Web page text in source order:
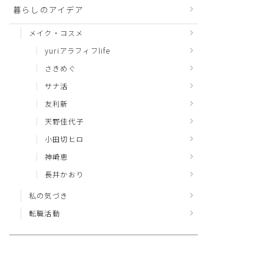
暮らしのアイデア
メイク・コスメ
yuriアラフィフlife
さきめぐ
サナ活
友利新
天野佳代子
小田切ヒロ
神崎恵
長井かおり
私の気づき
転職活動